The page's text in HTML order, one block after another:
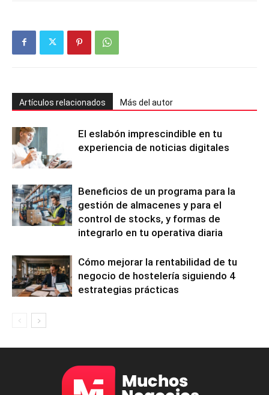
Artículos relacionados Más del autor
El eslabón imprescindible en tu
experiencia de noticias digitales
Beneficios de un programa para la
gestión de almacenes y para el
control de stocks, y formas de
integrarlo en tu operativa diaria
Cómo mejorar la rentabilidad de tu
negocio de hostelería siguiendo 4
estrategias prácticas